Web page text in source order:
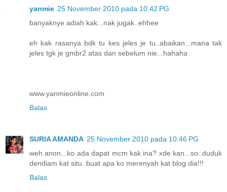
yanmie 25 November 2010 pada 10:42 PG
banyaknye adiah kak...nak jugak..ehhee
eh kak rasanya bdk tu kes jeles je tu..abaikan...mana tak
jeles tgk je gmbr2 atas dan sebelum nie...hahaha
www.yanmieonline.com
Balas
SURIA AMANDA 25 November 2010 pada 10:46 PG
weh anon...ko ada dapat mcm kak ina? xde kan...so..duduk
dendiam kat situ..buat apa ko merenyah kat blog dia!!!
Balas